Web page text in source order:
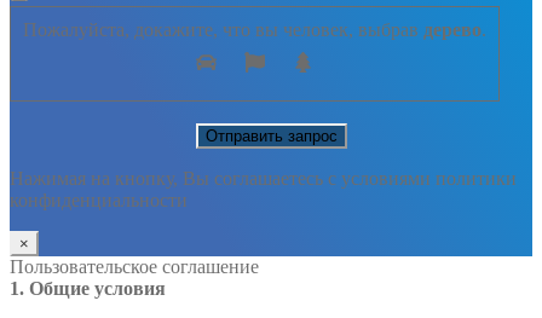
Пожалуйста, докажите, что вы человек, выбрав дерево.
Нажимая на кнопку, Вы соглашаетесь с условиями политики
конфиденциальности
×
Пользовательское соглашение
1. Общие условия